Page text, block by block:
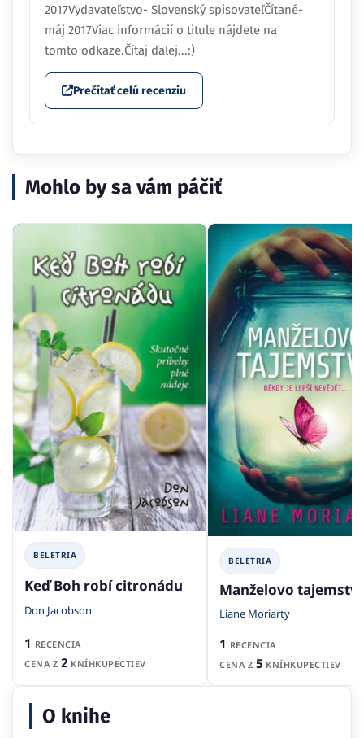
2017Vydavateľstvo- Slovenský spisovateľČítané-
máj 2017Viac informácií o titule nájdete na
tomto odkaze.Čítaj ďalej...:)
Prečítať celú recenziu
Mohlo by sa vám páčiť
BELETRIA
Keď Boh robí citronádu
Don Jacobson
1 RECENCIA
CENA Z 2 KNÍHKUPECTIEV
BELETRIA
Manželovo tajemství
Liane Moriarty
1 RECENCIA
CENA Z 5 KNÍHKUPECTIEV
O knihe